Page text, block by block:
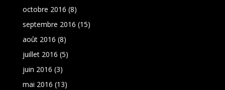
octobre 2016 (8)
septembre 2016 (15)
août 2016 (8)
juillet 2016 (5)
juin 2016 (3)
mai 2016 (13)